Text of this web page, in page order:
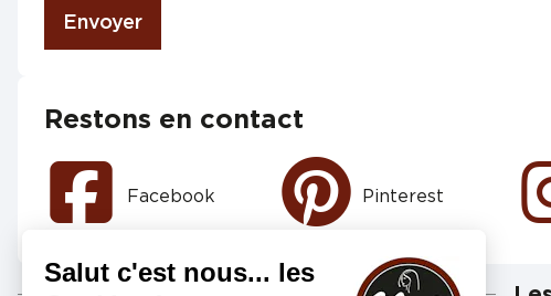
Envoyer
Restons en contact
Facebook Pinterest